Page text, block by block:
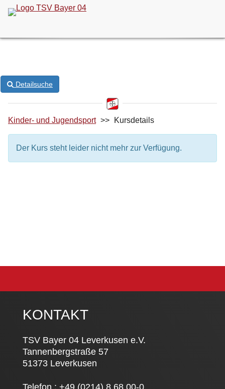
Detailsuche
Kinder- und Jugendsport >> Kursdetails
Der Kurs steht leider nicht mehr zur Verfügung.
KONTAKT
TSV Bayer 04 Leverkusen e.V.
Tannenbergstraße 57
51373 Leverkusen
Telefon : +49 (0214) 8 68 00-0